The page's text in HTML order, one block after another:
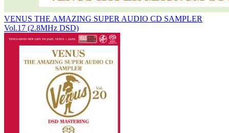
VENUS THE AMAZING SUPER AUDIO CD SAMPLER
Vol.17 (2.8MHz DSD)